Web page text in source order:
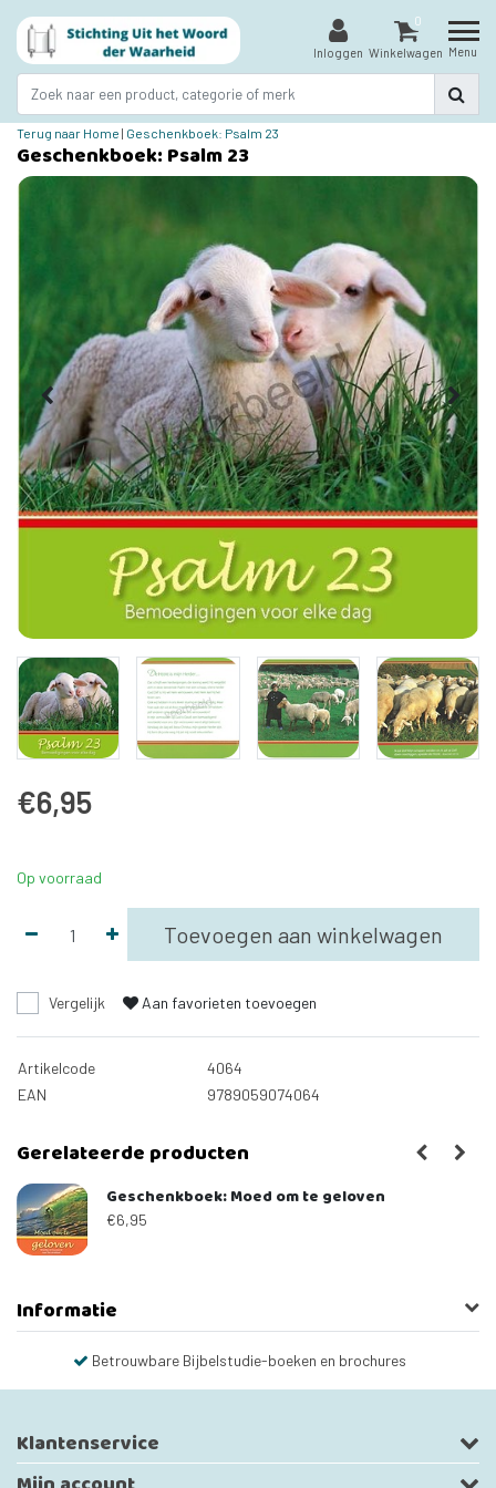
Inloggen
0
Winkelwagen Menu
Terug naar Home | Geschenkboek: Psalm 23
Geschenkboek: Psalm 23
€6,95
Op voorraad
Toevoegen aan winkelwagen
Vergelijk Aan favorieten toevoegen
Artikelcode
4064
EAN
9789059074064
Gerelateerde producten
Geschenkboek: Moed om te geloven
€6,95
Informatie
Betrouwbare Bijbelstudie-boeken en brochures
Klantenservice